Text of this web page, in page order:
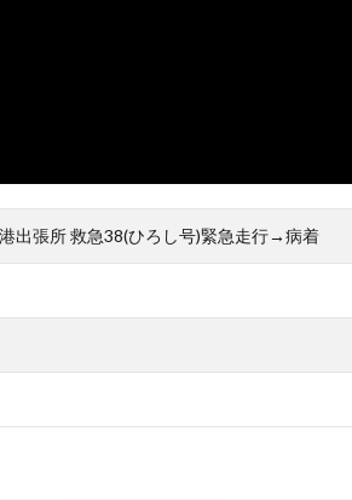
出張所 救急38(ひろし号)緊急走行→病着